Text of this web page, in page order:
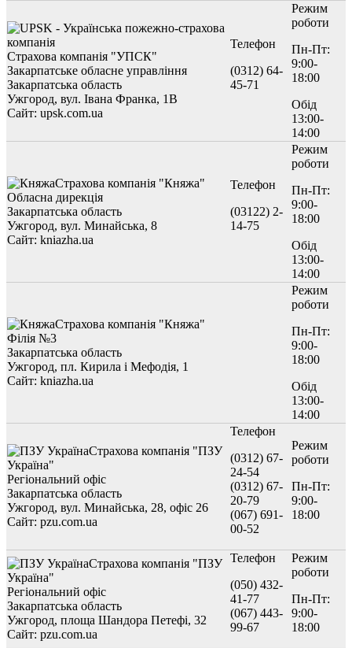
Страхова компанія "УПСК"
Закарпатське обласне управління
Закарпатська область
Ужгород, вул. Івана Франка, 1B
Сайт: upsk.com.ua
Телефон
(0312) 64-
45-71
Режим
роботи
Пн-Пт:
9:00-
18:00
Обід
13:00-
14:00
Страхова компанія "Княжа"
Обласна дирекція
Закарпатська область
Ужгород, вул. Минайська, 8
Сайт: kniazha.ua
Телефон
(03122) 2-
14-75
Режим
роботи
Пн-Пт:
9:00-
18:00
Обід
13:00-
14:00
Страхова компанія "Княжа"
Філія №3
Закарпатська область
Ужгород, пл. Кирила і Мефодія, 1
Сайт: kniazha.ua
Режим
роботи
Пн-Пт:
9:00-
18:00
Обід
13:00-
14:00
Страхова компанія "ПЗУ
Україна"
Регіональний офіс
Закарпатська область
Ужгород, вул. Минайська, 28, офіс 26
Сайт: pzu.com.ua
Телефон
(0312) 67-
24-54
(0312) 67-
20-79
(067) 691-
00-52
Режим
роботи
Пн-Пт:
9:00-
18:00
Страхова компанія "ПЗУ
Україна"
Регіональний офіс
Закарпатська область
Ужгород, площа Шандора Петефі, 32
Сайт: pzu.com.ua
Телефон
(050) 432-
41-77
(067) 443-
99-67
Режим
роботи
Пн-Пт:
9:00-
18:00